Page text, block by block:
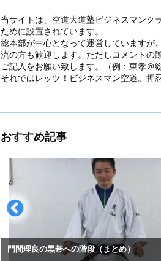
当サイトは、空道大道塾ビジネスマンク
ために設置されています。
総本部が中心となって運営していますが
流の方も歓迎します。ただしコメントの
ご記入をお願い致します。（例：東孝＠
それではレッツ！ビジネスマン空道。押
おすすめ記事
門間理良の黒帯への階段（まとめ）